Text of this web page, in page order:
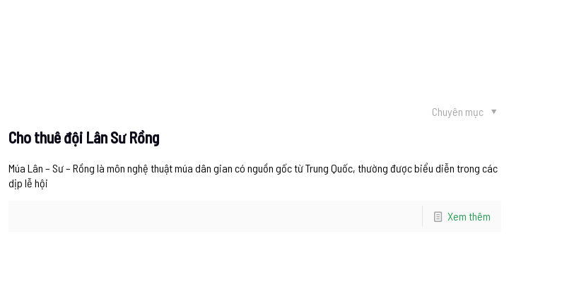
Chuyên mục
Cho thuê đội Lân Sư Rồng
Múa Lân – Sư – Rồng là môn nghệ thuật múa dân gian có nguồn gốc từ Trung Quốc, thường được biểu diễn trong các
dịp lễ hội
Xem thêm